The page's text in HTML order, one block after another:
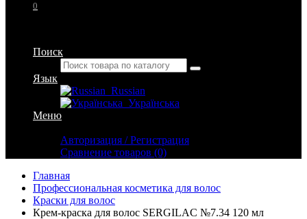
0
Поиск
Язык
Russian
Українська
Меню
Авторизация / Регистрация
Сравнение товаров (0)
Главная
Профессиональная косметика для волос
Краски для волос
Крем-краска для волос SERGILAC №7.34 120 мл